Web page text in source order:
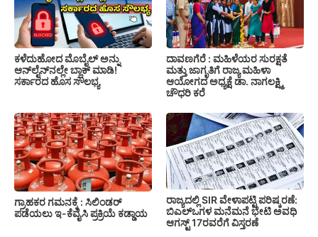
ಕಳೆದುಹೋದ ಮೊಬೈಲ್ ಅನ್ನು
ಆನ್‌ಲೈನ್‌ನಲ್ಲೇ ಬ್ಲಾಕ್ ಮಾಡಿ!
ಸರ್ಕಾರದ ಹೊಸ ಸೌಲಭ್ಯ
ದಾವಣಗೆರೆ : ಮಹಿಳೆಯರ ಸುರಕ್ಷತೆ
ಮತ್ತು ಜಾಗೃತಿಗೆ ರಾಜ್ಯ ಮಹಿಳಾ
ಆಯೋಗದ ಅಧ್ಯಕ್ಷೆ ಡಾ. ನಾಗಲಕ್ಷ್ಮಿ
ಚೌಧರಿ ಕರೆ
ಗ್ರಾಹಕರ ಗಮನಕ್ಕೆ : ಸಿಲಿಂಡರ್
ಪಡೆಯಲು ಇ-ಕೆವೈಸಿ ಪ್ರಕ್ರಿಯೆ ಕಡ್ಡಾಯ
ರಾಜ್ಯದಲ್ಲಿ SIR ವೇಳಾಪಟ್ಟಿ ಪರಿಷ್ಕರಣೆ:
ಬಿಎಲ್‌ಒಗಳ ಮನೆಮನೆ ಭೇಟಿ ಅವಧಿ
ಆಗಸ್ಟ್ 17ರವರೆಗೆ ವಿಸ್ತರಣೆ